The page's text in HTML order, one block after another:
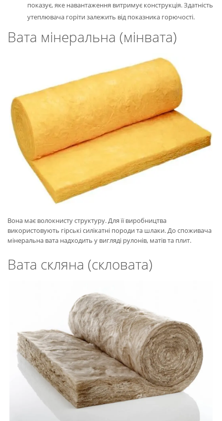
показує, яке навантаження витримує конструкція. Здатність
утеплювача горіти залежить від показника горючості.
Вата мінеральна (мінвата)
Вона має волокнисту структуру. Для її виробництва
використовують гірські силікатні породи та шлаки. До споживача
мінеральна вата надходить у вигляді рулонів, матів та плит.
Вата скляна (скловата)